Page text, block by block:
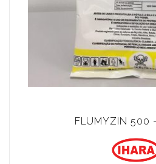
FLUMYZIN 500